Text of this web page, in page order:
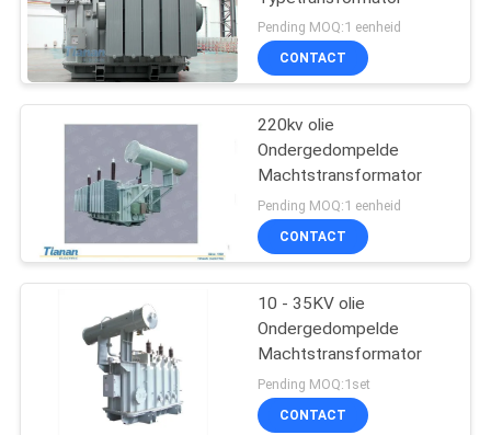
Pending MOQ:1 eenheid
CONTACT
220kv olie
Ondergedompelde
Machtstransformator
Pending MOQ:1 eenheid
CONTACT
10 - 35KV olie
Ondergedompelde
Machtstransformator
Pending MOQ:1set
CONTACT